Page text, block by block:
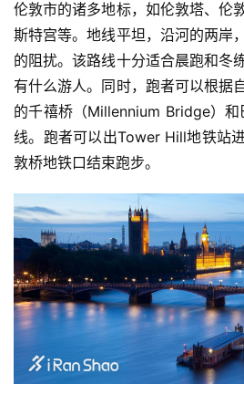
伦敦市的诸多地标，如伦敦塔、伦
斯特宫等。地线平坦，沿河的两岸
的阻扰。该路线十分适合晨跑和冬
有什么游人。同时，跑者可以根据
的千禧桥（Millennium Bridge）
线。跑者可以出Tower Hill地铁站
敦桥地铁口结束跑步。